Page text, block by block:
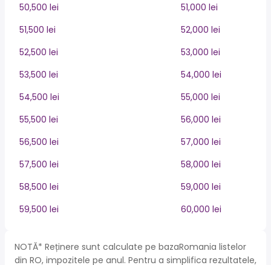
50,500 lei
51,000 lei
51,500 lei
52,000 lei
52,500 lei
53,000 lei
53,500 lei
54,000 lei
54,500 lei
55,000 lei
55,500 lei
56,000 lei
56,500 lei
57,000 lei
57,500 lei
58,000 lei
58,500 lei
59,000 lei
59,500 lei
60,000 lei
NOTĂ* Reținere sunt calculate pe bazaRomania listelor
din RO, impozitele pe anul. Pentru a simplifica rezultatele,